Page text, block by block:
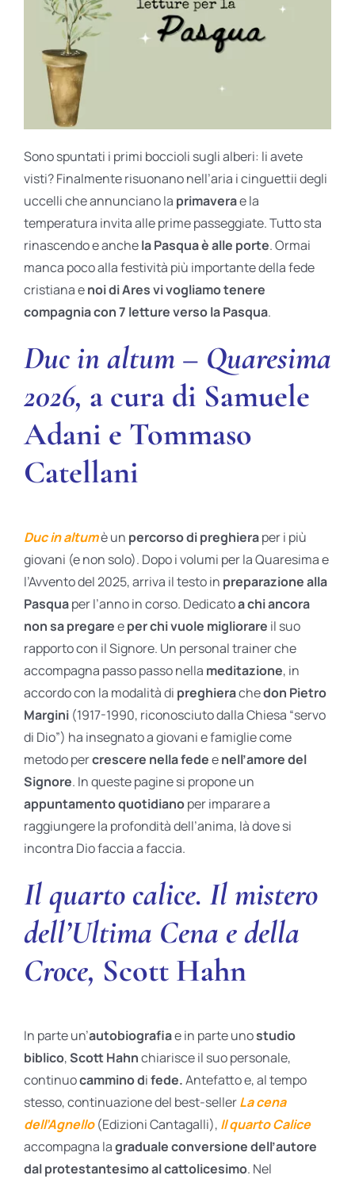
BIOGRAFIE
Sono spuntati i primi boccioli sugli alberi: li avete
visti? Finalmente risuonano nell’aria i cinguettii degli
uccelli che annunciano la primaverae la
temperatura invita alle prime passeggiate. Tutto sta
rinascendo e anchela Pasqua è alle porte. Ormai
manca poco alla festività più importante della fede
cristiana enoi di Ares vi vogliamo tenere
compagnia con 7 letture verso la Pasqua.
Duc in altum – Quaresima
2026, a cura di Samuele
Adani e Tommaso
Catellani
Duc in altumè un percorso di preghieraper i più
giovani (e non solo). Dopo i volumi per la Quaresima e
l’Avvento del 2025, arriva il testo in preparazione alla
Pasquaper l’anno in corso. Dedicatoa chi ancora
non sa pregareeper chi vuole migliorare il suo
rapporto con il Signore. Un personal trainer che
accompagna passo passo nella meditazione, in
accordo con la modalità di preghierachedon Pietro
Margini (1917-1990, riconosciuto dalla Chiesa “servo
di Dio”) ha insegnato a giovani e famiglie come
metodo percrescere nella fedeenell’amore del
Signore. In queste pagine si propone un
appuntamento quotidianoper imparare a
raggiungere la profondità dell’anima, là dove si
incontra Dio faccia a faccia.
Il quarto calice. Il mistero
dell’Ultima Cena e della
Croce, Scott Hahn
In parte un’autobiografiae in parte unostudio
biblico,Scott Hahnchiarisce il suo personale,
continuocammino difede.Antefatto e, al tempo
stesso, continuazione del best-sellerLa cena
dell’Agnello(Edizioni Cantagalli), Il quarto Calice
accompagna lagraduale conversione dell’autore
dal protestantesimo al cattolicesimo. Nel